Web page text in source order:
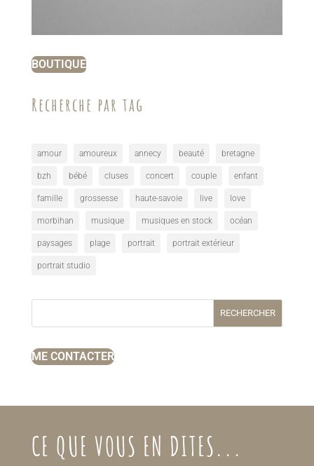
BOUTIQUE
Recherche par tag
amour amoureux annecy beauté bretagne
bzh bébé cluses concert couple enfant
famille grossesse haute-savoie live love
morbihan musique musiques en stock océan
paysages plage portrait portrait extérieur
portrait studio
RECHERCHER
ME CONTACTER
CE QUE VOUS EN DITES...